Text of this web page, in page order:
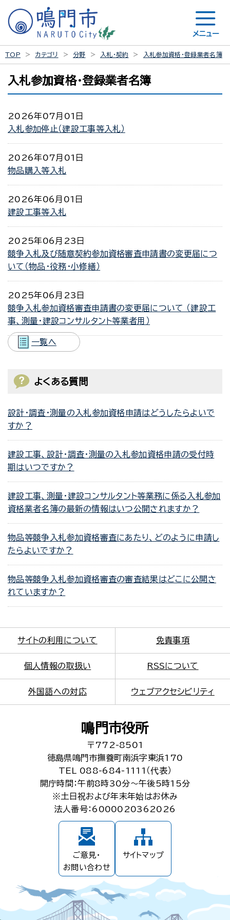
メニュー
TOP カテゴリ 分野 入札・契約 入札参加資格・登録業者名簿
入札参加資格・登録業者名簿
2026年07月01日
入札参加停止（建設工事等入札）
2026年07月01日
物品購入等入札
2026年06月01日
建設工事等入札
2025年06月23日
競争入札及び随意契約参加資格審査申請書の変更届につ
いて（物品・役務・小修繕）
2025年06月23日
競争入札参加資格審査申請書の変更届について （建設工
事、測量・建設コンサルタント等業者用）
一覧へ
よくある質問
設計・調査・測量の入札参加資格申請はどうしたらよいで
すか？
建設工事、設計・調査・測量の入札参加資格申請の受付時
期はいつですか？
建設工事、測量・建設コンサルタント等業務に係る入札参加
資格業者名簿の最新の情報はいつ公開されますか？
物品等競争入札参加資格審査にあたり、どのように申請し
たらよいですか？
物品等競争入札参加資格審査の審査結果はどこに公開さ
れていますか？
サイトの利用について 免責事項
個人情報の取扱い RSSについて
外国語への対応 ウェブアクセシビリティ
鳴門市役所
〒772-8501
徳島県鳴門市撫養町南浜字東浜170
TEL 088-684-1111（代表）
開庁時間：午前8時30分～午後5時15分
※土日祝および年末年始はお休み
法人番号：6000020362026
ご意見・
お問い合わせ
サイトマップ